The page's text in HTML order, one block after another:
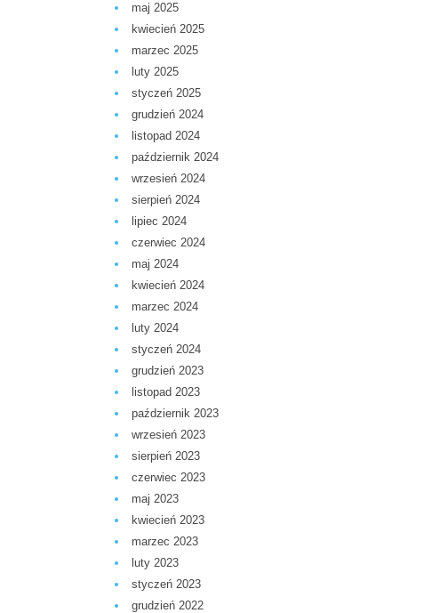
maj 2025
kwiecień 2025
marzec 2025
luty 2025
styczeń 2025
grudzień 2024
listopad 2024
październik 2024
wrzesień 2024
sierpień 2024
lipiec 2024
czerwiec 2024
maj 2024
kwiecień 2024
marzec 2024
luty 2024
styczeń 2024
grudzień 2023
listopad 2023
październik 2023
wrzesień 2023
sierpień 2023
czerwiec 2023
maj 2023
kwiecień 2023
marzec 2023
luty 2023
styczeń 2023
grudzień 2022